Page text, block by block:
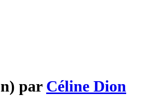
par Céline Dion